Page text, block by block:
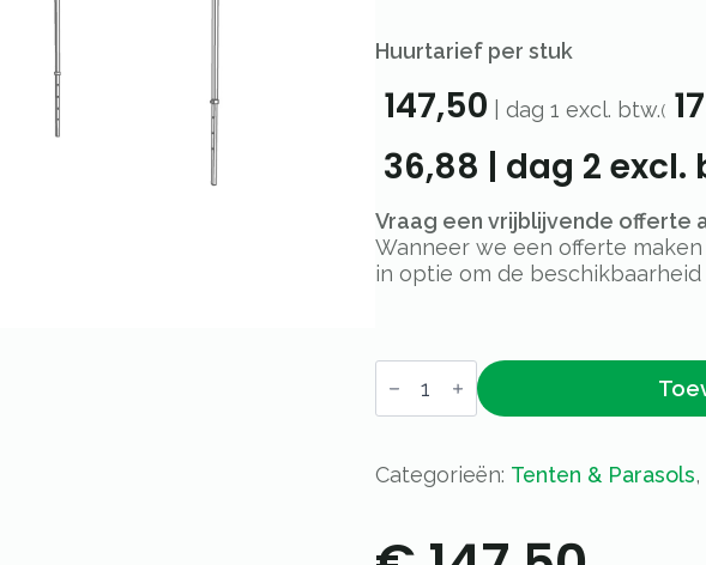
Huurtarief per stuk
147,50 dag 1 excl. btw.(
36,88 dag 2 excl.
Vraag een vrijblijvende offerte
Wanneer we een offerte
in optie om de
Partytent
Easy
3
x
zand
Categorieën: Tenten & Parasols,